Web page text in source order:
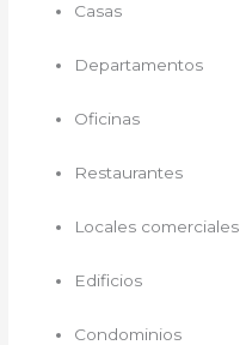
Casas
Departamentos
Oficinas
Restaurantes
Locales comerciales
Edificios
Condominios